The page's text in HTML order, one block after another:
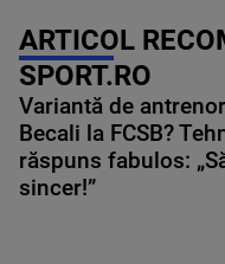
ARTICOL
SPORT.RO
Variantă de
Becali la FCSB?
răspuns fabulos:
sincer!”